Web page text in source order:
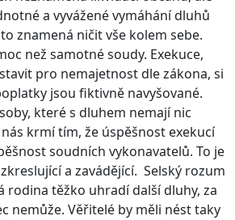
a vyvážené vymáhání dluhů
znamená ničit vše kolem sebe.
než samotné soudy. Exekuce,
pro nemajetnost dle zákona, si
jsou fiktivně navyšované.
které s dluhem nemají nic
krmí tím, že úspěšnost exekucí
soudních vykonavatelů. To je
a zavádějící. Selský rozum
rodina těžko uhradí další dluhy, za
nemůže. Věřitelé by měli nést taky